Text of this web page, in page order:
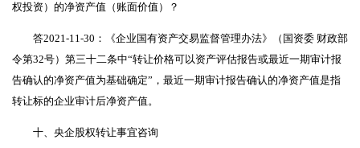
权投资）的净资产值（账面价值）？
答2021-11-30：《企业国有资产交易监督管理办法》（国资委 财政部
令第32号）第三十二条中“转让价格可以资产评估报告或最近一期审计报
告确认的净资产值为基础确定”，最近一期审计报告确认的净资产值是指
转让标的企业审计后净资产值。
十、央企股权转让事宜咨询